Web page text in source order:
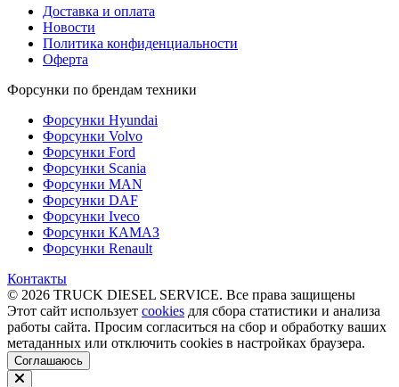
Доставка и оплата
Новости
Политика конфиденциальности
Оферта
Форсунки по брендам техники
Форсунки Hyundai
Форсунки Volvo
Форсунки Ford
Форсунки Scania
Форсунки MAN
Форсунки DAF
Форсунки Iveco
Форсунки КАМАЗ
Форсунки Renault
Контакты
© 2026 TRUCK DIESEL SERVICE. Все права защищены
Этот сайт использует cookies для сбора статистики и анализа
работы сайта. Просим согласиться на сбор и обработку ваших
метаданных или отключить cookies в настройках браузера.
Соглашаюсь